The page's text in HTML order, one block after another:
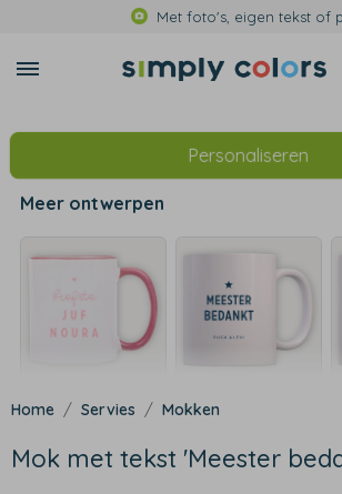
Met foto's, eigen tekst of
Personaliseren
Meer ontwerpen
Servies Mokken
Mok met tekst 'Meester